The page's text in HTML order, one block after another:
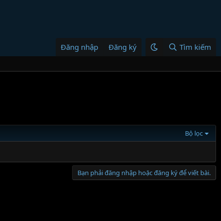
Đăng nhập Đăng ký Tìm kiếm
Bộ lọc
Bạn phải đăng nhập hoặc đăng ký để viết bài.